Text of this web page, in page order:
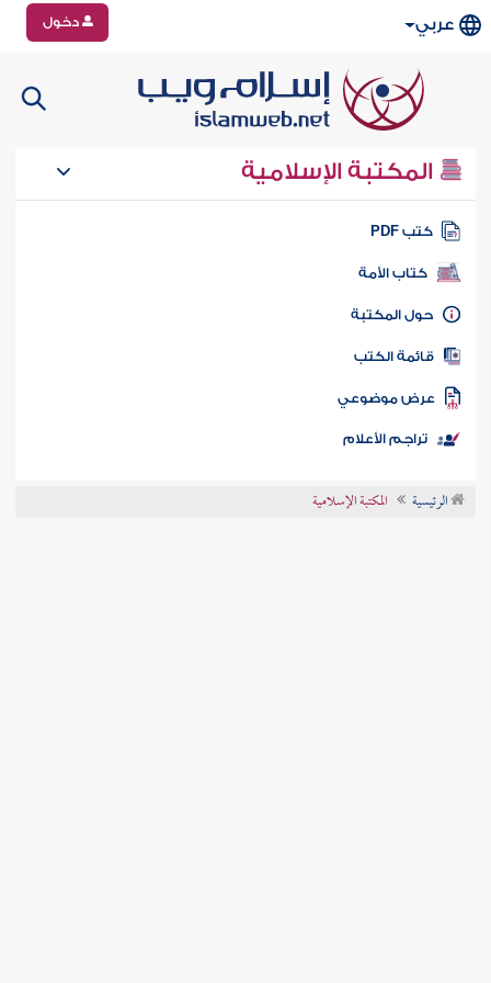
عربي دخول
المكتبة الإسلامية
كتب PDF
كتاب الأمة
المكتبة
الكتب
موضوعي
تراجم الأعلام
الرئيسية المكتبة الإسلامية